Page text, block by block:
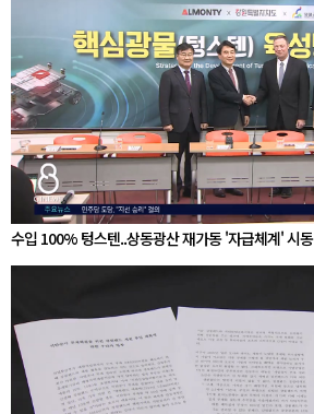
수입 100% 텅스텐..상동광산 재가동 '자급체계' 시동